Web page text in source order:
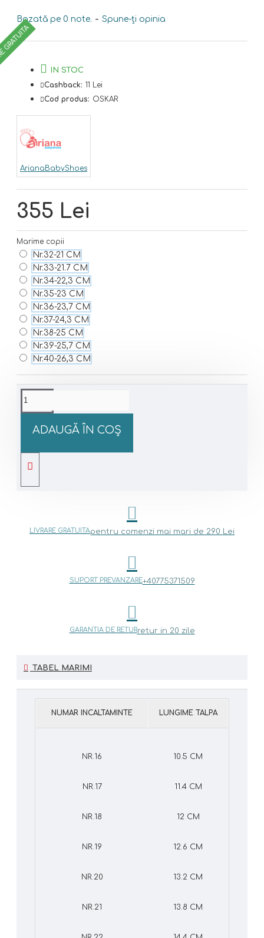
Bazată pe 0 note. - Spune-ţi opinia
355 Lei
IN STOC
Cashback: 11 Lei
Cod produs: OSKAR
ArianaBabyShoes
Marime copii
Nr.32-21 CM
Nr.33-21.7 CM
Nr.34-22,3 CM
Nr.35-23 CM
Nr.36-23,7 CM
Nr.37-24,3 CM
Nr.38-25 CM
Nr.39-25,7 CM
Nr.40-26,3 CM
ADAUGĂ ÎN COŞ
LIVRARE GRATUITApentru comenzi mai mari de 290 Lei
SUPORT PREVANZARE+40775371509
GARANTIA DE RETURretur in 20 zile
TABEL MARIMI
NUMAR INCALTAMINTE LUNGIME TALPA
NR.16 10.5 CM
NR.17 11.4 CM
NR.18 12 CM
NR.19 12.6 CM
NR.20 13.2 CM
NR.21 13.8 CM